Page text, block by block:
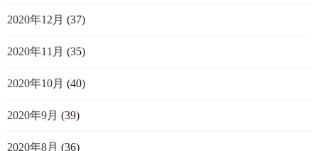
2020年12月 (37)
2020年11月 (35)
2020年10月 (40)
2020年9月 (39)
2020年8月 (36)